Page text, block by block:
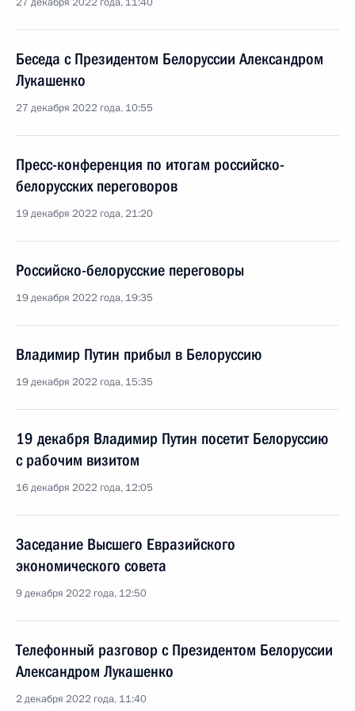
Беседа с Президентом Белоруссии Александром
Лукашенко
27 декабря 2022 года, 10:55
Пресс-конференция по итогам российско-
белорусских переговоров
19 декабря 2022 года, 21:20
Российско-белорусские переговоры
19 декабря 2022 года, 19:35
Владимир Путин прибыл в Белоруссию
19 декабря 2022 года, 15:35
19 декабря Владимир Путин посетит Белоруссию
с рабочим визитом
16 декабря 2022 года, 12:05
Заседание Высшего Евразийского
экономического совета
9 декабря 2022 года, 12:50
Телефонный разговор с Президентом Белоруссии
Александром Лукашенко
2 декабря 2022 года, 11:40